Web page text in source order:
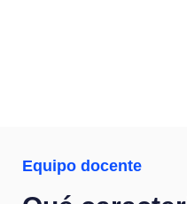
Equipo docente